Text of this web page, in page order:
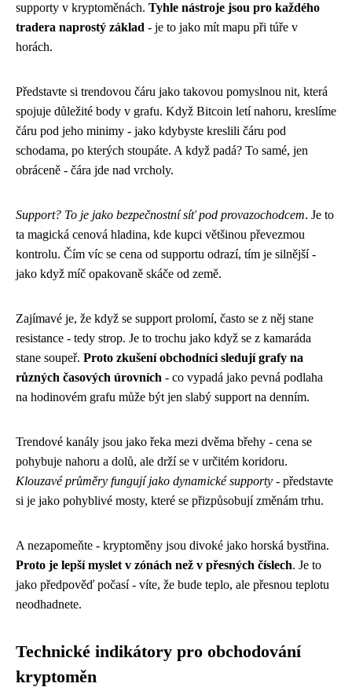
supporty v kryptoměnách. Tyhle nástroje jsou pro každého
tradera naprostý základ - je to jako mít mapu při túře v
horách.
Představte si trendovou čáru jako takovou pomyslnou nit, která
spojuje důležité body v grafu. Když Bitcoin letí nahoru, kreslíme
čáru pod jeho minimy - jako kdybyste kreslili čáru pod
schodama, po kterých stoupáte. A když padá? To samé, jen
obráceně - čára jde nad vrcholy.
Support? To je jako bezpečnostní síť pod provazochodcem. Je to
ta magická cenová hladina, kde kupci většinou převezmou
kontrolu. Čím víc se cena od supportu odrazí, tím je silnější -
jako když míč opakovaně skáče od země.
Zajímavé je, že když se support prolomí, často se z něj stane
resistance - tedy strop. Je to trochu jako když se z kamaráda
stane soupeř. Proto zkušení obchodníci sledují grafy na
různých časových úrovních - co vypadá jako pevná podlaha
na hodinovém grafu může být jen slabý support na denním.
Trendové kanály jsou jako řeka mezi dvěma břehy - cena se
pohybuje nahoru a dolů, ale drží se v určitém koridoru.
Klouzavé průměry fungují jako dynamické supporty - představte
si je jako pohyblivé mosty, které se přizpůsobují změnám trhu.
A nezapomeňte - kryptoměny jsou divoké jako horská bystřina.
Proto je lepší myslet v zónách než v přesných číslech. Je to
jako předpověď počasí - víte, že bude teplo, ale přesnou teplotu
neodhadnete.
Technické indikátory pro obchodování
kryptoměn